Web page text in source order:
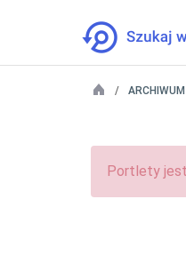
ARCHIWUM
Portlety